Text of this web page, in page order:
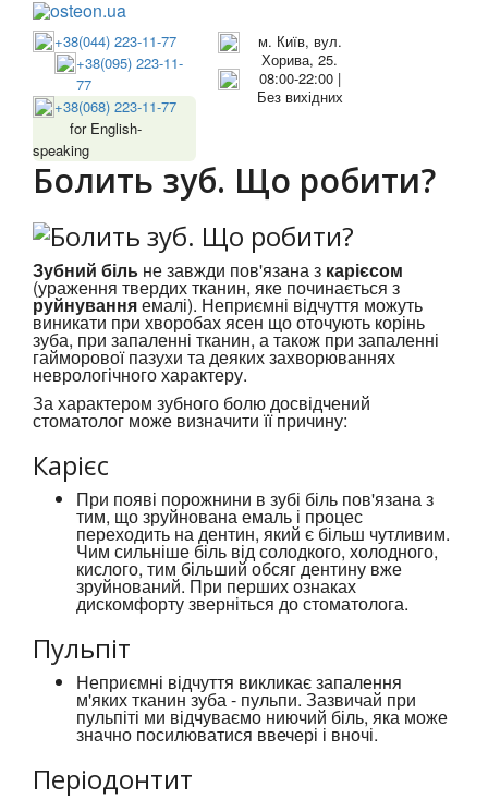
+38(044) 223-11-77
+38(095) 223-11-
77
+38(068) 223-11-77
for English-
speaking
м. Київ, вул.
Хорива, 25.
08:00-22:00 |
Без вихідних
Болить зуб. Що робити?
Зубний біль не завжди пов'язана з карієсом
(ураження твердих тканин, яке починається з
руйнуванняемалі). Неприємні відчуття можуть
виникати при хворобах ясен що оточують корінь
зуба, при запаленні тканин, а також при запаленні
гайморової пазухи та деяких захворюваннях
неврологічного характеру.
За характером зубного болю досвідчений
стоматолог може визначити її причину:
Карієс
При появі порожнини в зубі біль пов'язана з
тим, що зруйнована емаль і процес
переходить на дентин, який є більш чутливим.
Чим сильніше біль від солодкого, холодного,
кислого, тим більший обсяг дентину вже
зруйнований. При перших ознаках
дискомфорту зверніться до стоматолога.
Пульпіт
Неприємні відчуття викликає запалення
м'яких тканин зуба - пульпи. Зазвичай при
пульпіті ми відчуваємо ниючий біль, яка може
значно посилюватися ввечері і вночі.
Періодонтит